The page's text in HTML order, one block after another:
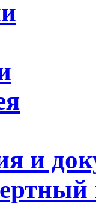
и